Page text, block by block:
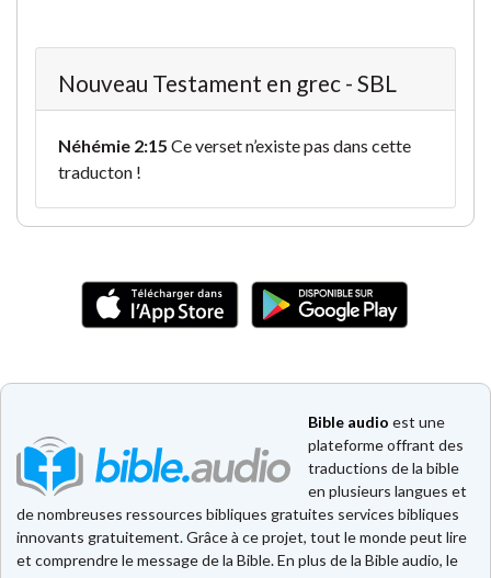
Nouveau Testament en grec - SBL
Néhémie 2:15 Ce verset n’existe pas dans cette
traducton !
Bible audio est une
plateforme offrant des
traductions de la bible
en plusieurs langues et
de nombreuses ressources bibliques gratuites services bibliques
innovants gratuitement. Grâce à ce projet, tout le monde peut lire
et comprendre le message de la Bible. En plus de la Bible audio, le